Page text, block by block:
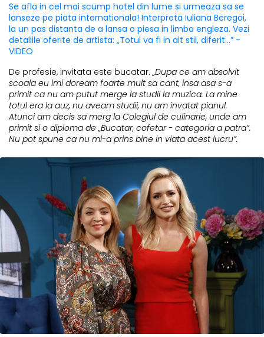
Se afla in cel mai scump hotel din lume si urmeaza sa se
lanseze pe piata internationala! Interpreta Iuliana Beregoi,
la un pas distanta de a lansa o piesa in limba engleza. Vezi
detaliile oferite de artista: „Totul va fi in alt stil, diferit...” -
VIDEO
De profesie, invitata este bucatar.„Dupa ce am absolvit
scoala eu imi doream foarte mult sa cant, insa asa s-a
primit ca nu am putut merge la studii la muzica. La mine
totul era la auz, nu aveam studii, nu am invatat pianul.
Atunci am decis sa merg la Colegiul de culinarie, unde am
primit si o diploma de „Bucatar, cofetar - categoria a patra”.
Nu pot spune ca nu mi-a prins bine in viata acest lucru”.